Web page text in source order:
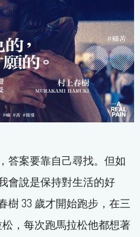
答案要靠自己尋找。但如
會說是保持對生活的好
樹 33 歲才開始跑步，在三
，每次跑馬拉松他都想著